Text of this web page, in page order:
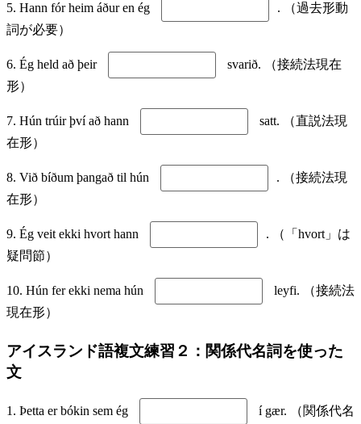
5. Hann fór heim áður en ég
. （過去形動
詞が必要）
6. Ég held að þeir
svarið. （接続法現在
形）
7. Hún trúir því að hann
satt. （直説法現
在形）
8. Við bíðum þangað til hún
. （接続法現
在形）
9. Ég veit ekki hvort hann
. （「hvort」は
疑問節）
10. Hún fer ekki nema hún
leyfi. （接続法
現在形）
アイスランド語複文練習２：関係代名詞を使った
文
1. Þetta er bókin sem ég
í gær. （関係代名